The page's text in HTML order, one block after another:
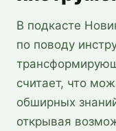
В подкасте
по поводу
считает, что
обширных
открывая